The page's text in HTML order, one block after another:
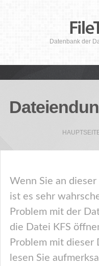
Datenbank der
Wenn Sie an
ist es sehr
Problem mit der
die Datei KFS
Problem mit dieser
lesen Sie